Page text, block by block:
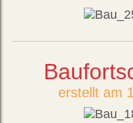
erstellt am